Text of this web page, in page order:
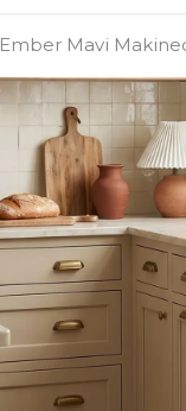
Ember Mavi